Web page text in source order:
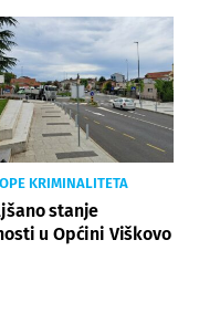
KRIMINALITETA
stanje
u Općini Viškovo